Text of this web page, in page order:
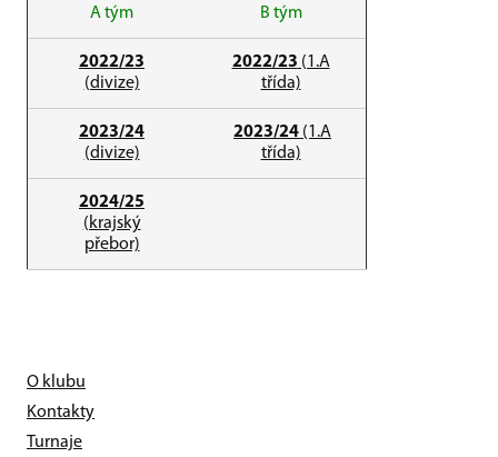
A tým B tým
2022/23
(divize)
2022/23 (1.A
třída)
2023/24
(divize)
2023/24 (1.A
třída)
2024/25
(krajský
přebor)
O klubu
Kontakty
Turnaje